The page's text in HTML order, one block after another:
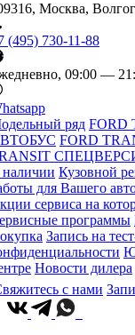
Москва,
(495) 730-11-88
09:00 —
ряд FORD
FORD
Кузовной
для Вашего
сервиса на
программы
Запись на
Новости дилера
с нами